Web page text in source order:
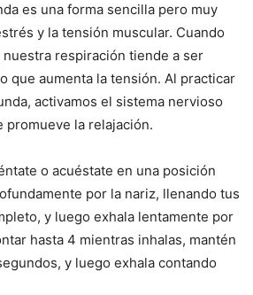
es una forma sencilla pero muy
y la tensión muscular. Cuando
respiración tiende a ser
que aumenta la tensión. Al practicar
activamos el sistema nervioso
promueve la relajación.
o acuéstate en una posición
por la nariz, llenando tus
y luego exhala lentamente por
hasta 4 mientras inhalas, mantén
y luego exhala contando